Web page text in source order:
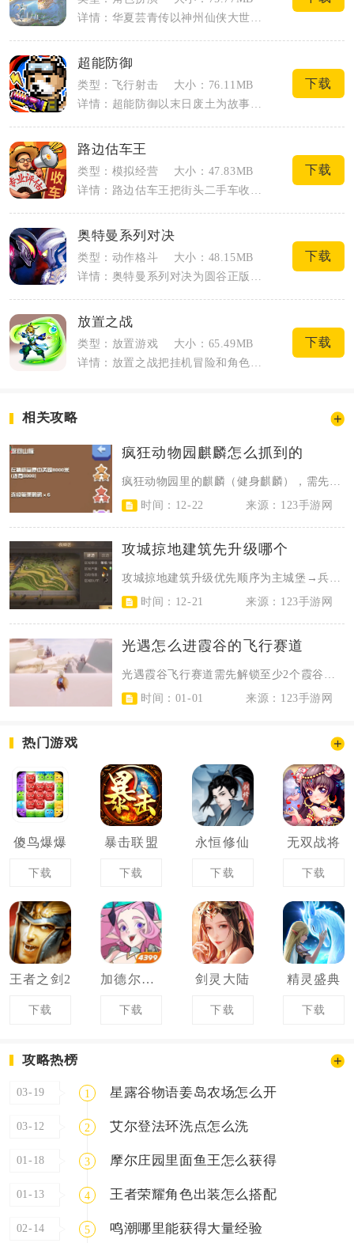
超能防御
类型：飞行射击
大小：76.11MB
下载
路边估车王
类型：模拟经营
大小：47.83MB
下载
奥特曼系列对决
类型：动作格斗
大小：48.15MB
下载
放置之战
类型：放置游戏
大小：65.49MB
详情：放置之战把挂机冒险和角色扮演相互结合，打造出轻松自由的魔幻闯关体验。玩家不用...
下载
相关攻略
疯狂动物园麒麟怎么抓到的
时间：12-22
来源：123手游网
攻城掠地建筑先升级哪个
时间：12-21
来源：123手游网
光遇怎么进霞谷的飞行赛道
时间：01-01
来源：123手游网
热门游戏
傻鸟爆爆
下载
暴击联盟
下载
永恒修仙
下载
无双战将
下载
王者之剑2
下载
加德尔契约
下载
剑灵大陆
下载
精灵盛典
下载
攻略热榜
03-19 1 星露谷物语姜岛农场怎么开
03-12 2 艾尔登法环洗点怎么洗
01-18 3 摩尔庄园里面鱼王怎么获得
01-13 4 王者荣耀角色出装怎么搭配
02-14 5 鸣潮哪里能获得大量经验